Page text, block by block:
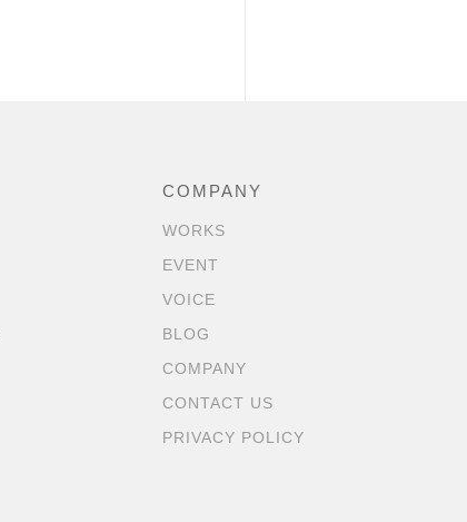
COMPANY
WORKS
EVENT
VOICE
BLOG
COMPANY
CONTACT US
PRIVACY POLICY